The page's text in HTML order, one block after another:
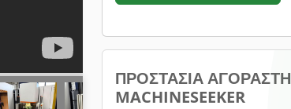
ΠΡΟΣΤΑΣΊΑ ΑΓΟΡΑΣΤΉ
MACHINESEEKER